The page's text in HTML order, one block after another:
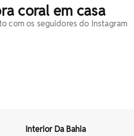
coral em casa
com os seguidores do Instagram
Interior Da Bahia